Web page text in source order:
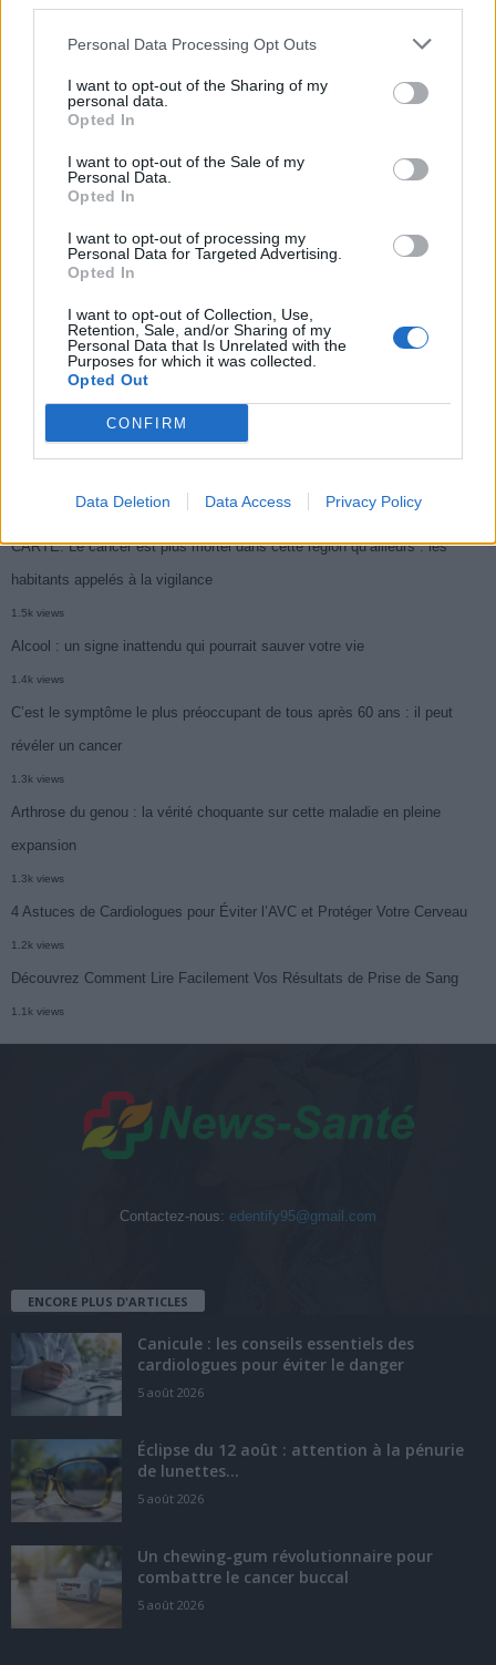
Personal Data Processing Opt Outs
I want to opt-out of the Sharing of my
personal data.
Opted In
I want to opt-out of the Sale of my
Personal Data.
Opted In
I want to opt-out of processing my
Personal Data for Targeted Advertising.
Opted In
I want to opt-out of Collection, Use,
Retention, Sale, and/or Sharing of my
Personal Data that Is Unrelated with the
Purposes for which it was collected.
Opted Out
CONFIRM
Data Deletion Data Access Privacy Policy
Populaires
Ce cancer mortel explose chez les personnes nées après 1980 : le
symptôme à repérer
Je suis cardiologue et voici le seul chocolat que je valide : c’est le
meilleur pour le cœur
1.7k views
CARTE. Le cancer est plus mortel dans cette région qu’ailleurs : les
habitants appelés à la vigilance
1.5k views
Alcool : un signe inattendu qui pourrait sauver votre vie
1.4k views
C’est le symptôme le plus préoccupant de tous après 60 ans : il peut
révéler un cancer
1.3k views
Arthrose du genou : la vérité choquante sur cette maladie en pleine
expansion
1.3k views
4 Astuces de Cardiologues pour Éviter l’AVC et Protéger Votre Cerveau
1.2k views
Découvrez Comment Lire Facilement Vos Résultats de Prise de Sang
1.1k views
Contactez-nous: edentify95@gmail.com
ENCORE PLUS D'ARTICLES
Canicule : les conseils essentiels des
cardiologues pour éviter le danger
5 août 2026
Éclipse du 12 août : attention à la pénurie
de lunettes...
5 août 2026
Un chewing-gum révolutionnaire pour
combattre le cancer buccal
5 août 2026